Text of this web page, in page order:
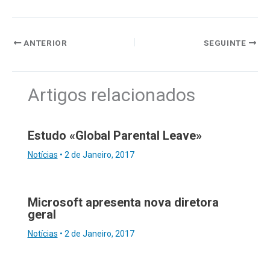
ANTERIOR SEGUINTE
Artigos relacionados
Estudo «Global Parental Leave»
Notícias • 2 de Janeiro, 2017
Microsoft apresenta nova diretora
geral
Notícias • 2 de Janeiro, 2017